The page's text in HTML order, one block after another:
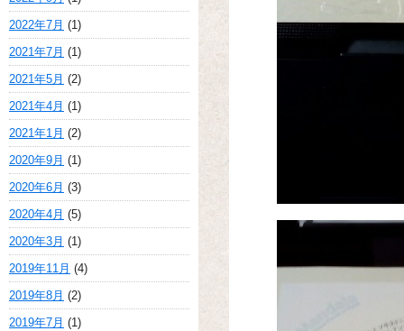
2022年7月 (1)
2021年7月 (1)
2021年5月 (2)
2021年4月 (1)
2021年1月 (2)
2020年9月 (1)
2020年6月 (3)
2020年4月 (5)
2020年3月 (1)
2019年11月 (4)
2019年8月 (2)
2019年7月 (1)